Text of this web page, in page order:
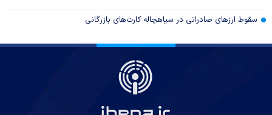
سقوط ارزهای صادراتی در سیاهچاله کارت‌های بازرگانی